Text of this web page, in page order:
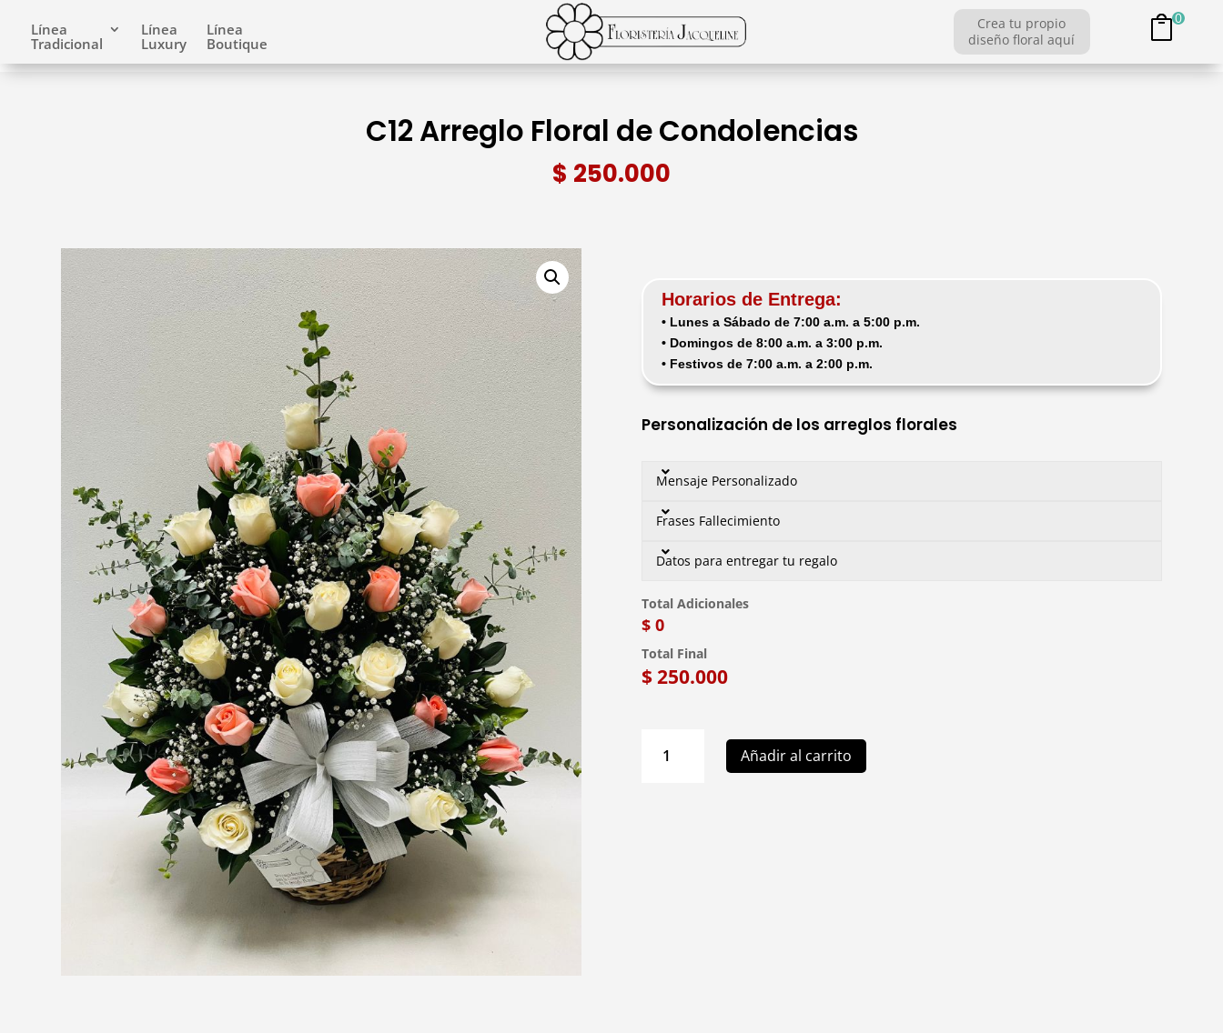
Línea
Tradicional
Línea
Luxury
Línea
Boutique
Crea tu propio
diseño floral aquí
0
C12 Arreglo Floral de Condolencias
$ 250.000
Horarios de Entrega:
• Lunes a Sábado de 7:00 a.m. a 5:00 p.m.
• Domingos de 8:00 a.m. a 3:00 p.m.
• Festivos de 7:00 a.m. a 2:00 p.m.
Personalización de los arreglos florales
Mensaje Personalizado
Frases Fallecimiento
Datos para entregar tu regalo
Total Adicionales
$ 0
Total Final
$250.000
Arreglo
Añadir al carrito